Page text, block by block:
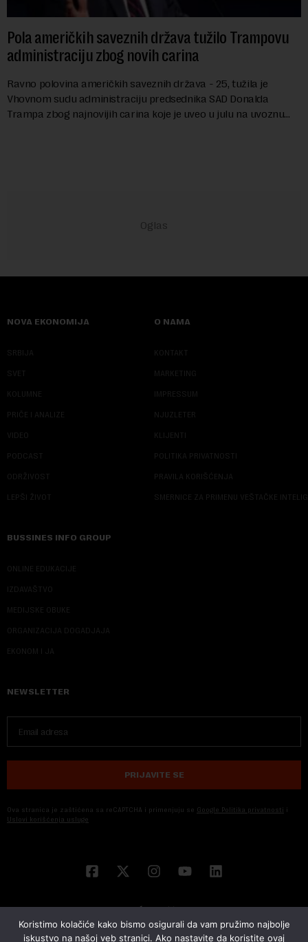
Pola američkih saveznih država tužilo Trampovu
administraciju zbog novih carina
Ravno polovina američkih saveznih država - 25, tužila je
Vhovnom sudu administraciju predsednika SAD Donalda
Trampa zbog najnovijih carina koje je uveo u julu na uvoznu
NOVA EKONOMIJA
SRBIJA
SVET
KOLUMNE
PRIČE I ANALIZE
VIDEO
PODCAST
ODRŽIVOST
LEPŠI ŽIVOT
O NAMA
KONTAKT
MARKETING
IMPRESSUM
NJUZLETER
KLIJENTI
POLITIKA PRIVATNOSTI
PRAVILA KORIŠĆENJA
SMERNICE ZA PRIMENU VEŠTAČKE
BUSSINES INFO GROUP
ONLINE EDUKACIJE
IZDAVAŠTVO
MEDIJSKE OBUKE
ORGANIZACIJA DOGADJAJA
EKONOM I JA
NEWSLETTER
PRIJAVITE SE
Ova stranica je zaštićena sa reCAPTCHA i primenjuju se Google Politika privatnosti i
Uslovi korišćenja usluge
Koristimo kolačiće kako bismo osigurali da vam pružimo najbolje
iskustvo na našoj veb stranici. Ako nastavite da koristite ovaj